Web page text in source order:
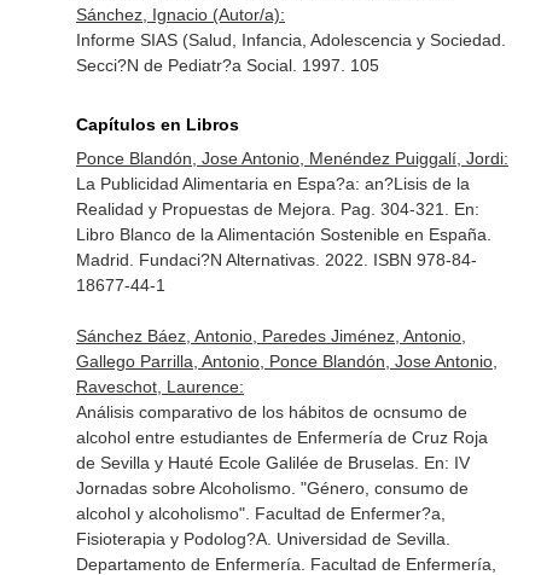
Sánchez, Ignacio (Autor/a):
Informe SIAS (Salud, Infancia, Adolescencia y Sociedad.
Secci?N de Pediatr?a Social. 1997. 105
Capítulos en Libros
Ponce Blandón, Jose Antonio, Menéndez Puiggalí, Jordi:
La Publicidad Alimentaria en Espa?a: an?Lisis de la
Realidad y Propuestas de Mejora. Pag. 304-321. En:
Libro Blanco de la Alimentación Sostenible en España
Madrid. Fundaci?N Alternativas. 2022. ISBN 978-84-
18677-44-1
Sánchez Báez, Antonio, Paredes Jiménez, Antonio,
Gallego Parrilla, Antonio, Ponce Blandón, Jose Antonio,
Raveschot, Laurence:
Análisis comparativo de los hábitos de ocnsumo de
alcohol entre estudiantes de Enfermería de Cruz Roja
de Sevilla y Hauté Ecole Galilée de Bruselas. En: IV
Jornadas sobre Alcoholismo. "Género, consumo de
alcohol y alcoholismo". Facultad de Enfermer?a,
Fisioterapia y Podolog?A. Universidad de Sevilla.
Departamento de Enfermería. Facultad de Enfermería,